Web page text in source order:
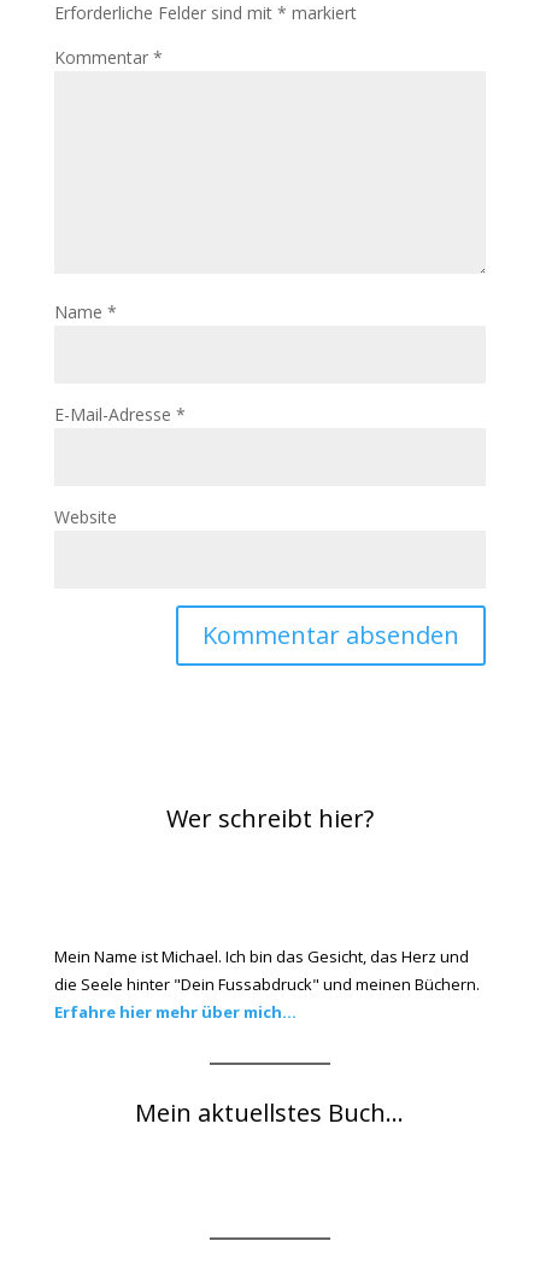
Erforderliche Felder sind mit * markiert
Kommentar *
Name *
E-Mail-Adresse *
Website
Wer schreibt hier?
Mein Name ist Michael. Ich bin das Gesicht, das Herz und
die Seele hinter "Dein Fussabdruck" und meinen Büchern.
Erfahre hier mehr über mich...
Mein aktuellstes Buch...